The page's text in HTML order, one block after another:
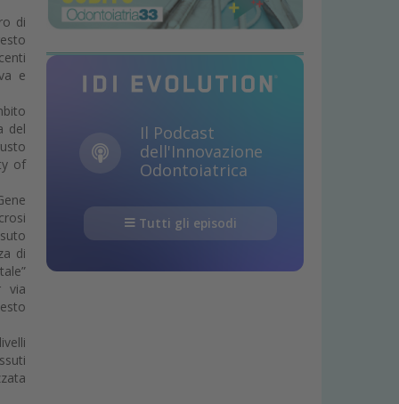
di
e
del
of
di
via
Il Podcast
dell'Innovazione
Odontoiatrica
Tutti gli episodi